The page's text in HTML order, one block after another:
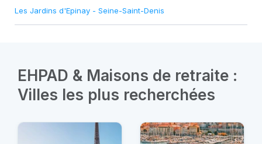
Les Jardins d'Epinay - Seine-Saint-Denis
EHPAD & Maisons de retraite :
Villes les plus recherchées